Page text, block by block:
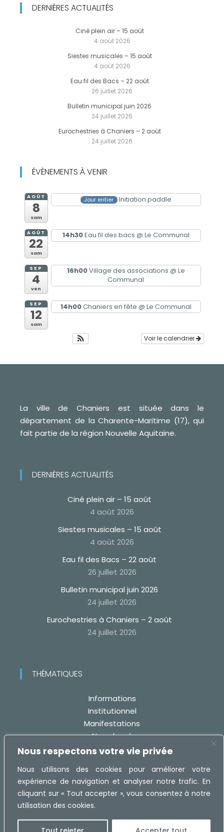
Nous respectons votre vie privée
Nous utilisons des cookies pour améliorer votre
expérience de navigation et analyser notre trafic. En
cliquant sur « Tout accepter », vous consentez à notre
utilisation des cookies.
DERNIÈRES ACTUALITÉS
Ciné plein air – 15 août
4 août 2026
Siestes musicales – 15 août
4 août 2026
Eau fil des Bacs – 22 août
26 juillet 2026
Bulletin municipal juin 2026
24 juillet 2026
Eurochestries à Chaniers – 2 août
24 juillet 2026
ÉVÈNEMENTS À VENIR
AOÛT
8
sam
Jour entier Initiation paddle
AOÛT
22
sam
14h30Eau fil des bacs @ Le Communal
SEP
4
ven
16h00Village des associations @ Le
Communal
SEP
12
sam
14h00Chaniers en fête @ Le Communal
Voir le calendrier
La ville de Chaniers est située dans le
département de la Charente-Maritime (17), qui
fait partie de la région Nouvelle Aquitaine.
DERNIÈRES ACTUALITÉS
Ciné plein air – 15 août
4 août 2026
Siestes musicales – 15 août
4 août 2026
Eau fil des Bacs – 22 août
26 juillet 2026
Bulletin municipal juin 2026
24 juillet 2026
Eurochestries à Chaniers – 2 août
24 juillet 2026
THÉMATIQUES
Informations
Institutionnel
Manifestations
Non classé
Travaux